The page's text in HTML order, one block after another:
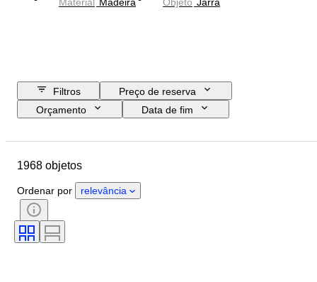
Filtros
Preço de reserva
Orçamento
Data de fim
País de origem
Estado
Certificação
Assinatura
Movimento do relógio
1968 objetos
Ordenar por relevância